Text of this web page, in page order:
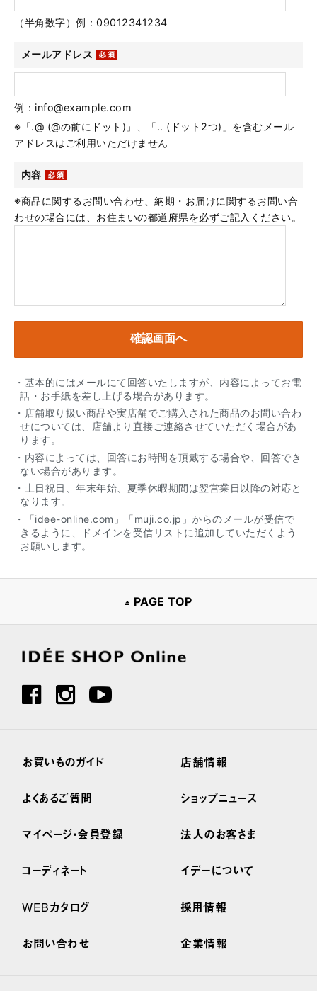
（半角数字）例：09012341234
メールアドレス
例：info@example.com
※「.@ (@の前にドット)」、「.. (ドット2つ)」を含むメール
アドレスはご利用いただけません
内容
※商品に関するお問い合わせ、納期・お届けに関するお問い合
わせの場合には、お住まいの都道府県を必ずご記入ください。
・基本的にはメールにて回答いたしますが、内容によってお電
話・お手紙を差し上げる場合があります。
・店舗取り扱い商品や実店舗でご購入された商品のお問い合わ
せについては、店舗より直接ご連絡させていただく場合があ
ります。
・内容によっては、回答にお時間を頂戴する場合や、回答でき
ない場合があります。
・土日祝日、年末年始、夏季休暇期間は翌営業日以降の対応と
なります。
・「idee-online.com」「muji.co.jp」からのメールが受信で
きるように、ドメインを受信リストに追加していただくよう
お願いします。
PAGE TOP
お買いものガイド
よくあるご質問
マイページ・会員登録
コーディネート
WEBカタログ
お問い合わせ
店舗情報
ショップニュース
法人のお客さま
イデーについて
採用情報
企業情報